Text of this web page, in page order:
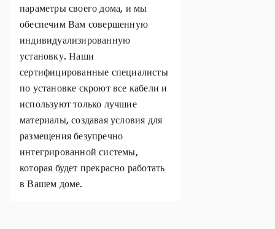
параметры своего дома, и мы
обеспечим Вам совершенную
индивидуализированную
установку. Наши
сертифицированные специалисты
по установке скроют все кабели и
используют только лучшие
материалы, создавая условия для
размещения безупречно
интегрированной системы,
которая будет прекрасно работать
в Вашем доме.